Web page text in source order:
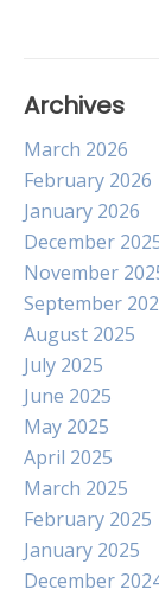
Archives
March 2026
February 2026
January 2026
December
November
September
August 2025
July 2025
June 2025
May 2025
April 2025
March 2025
February 2025
January 2025
December